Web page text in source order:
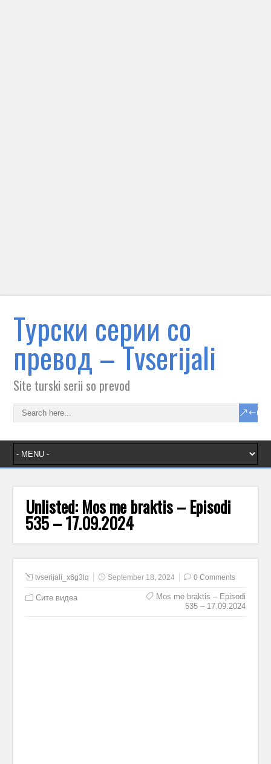
Tурски серии со
превод – Тvserijali
Site turski serii so prevod
Unlisted: Mos me braktis – Episodi
535 – 17.09.2024
tvserijali_x6g3lq September 18, 2024 0 Comments
Сите видеа
Mos me braktis – Episodi
535 – 17.09.2024